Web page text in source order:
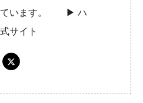
ています。 ▶︎ハ
サイト